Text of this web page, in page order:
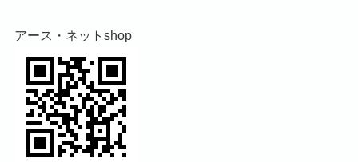
アース・ネットshop